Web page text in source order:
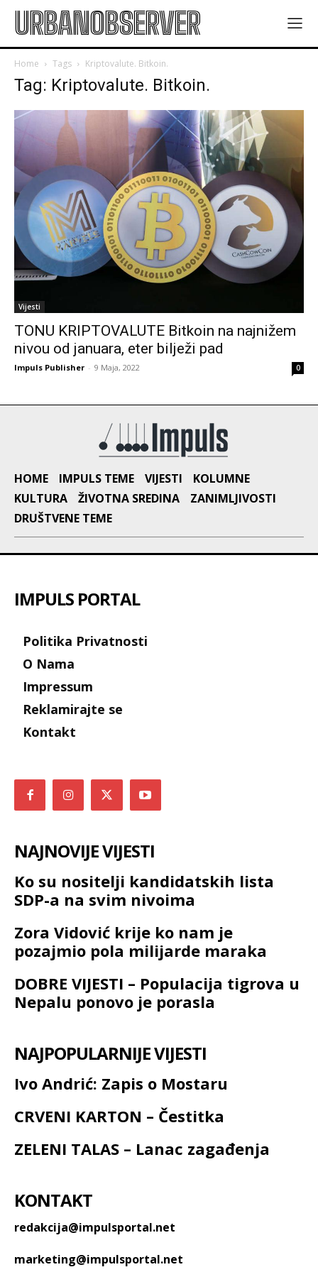
URBANOBSERVER
Home Tags Kriptovalute. Bitkoin.
Tag: Kriptovalute. Bitkoin.
Vijesti
TONU KRIPTOVALUTE Bitkoin na najnižem
nivou od januara, eter bilježi pad
Impuls Publisher - 9 Maja, 2022 0
HOME IMPULS TEME VIJESTI
KOLUMNE
KULTURA
ŽIVOTNA SREDINA
ZANIMLJIVOSTI
DRUŠTVENE TEME
IMPULS PORTAL
Politika Privatnosti
O Nama
Impressum
Reklamirajte se
Kontakt
NAJNOVIJE VIJESTI
Ko su nositelji kandidatskih lista
SDP-a na svim nivoima
Zora Vidović krije ko nam je
pozajmio pola milijarde maraka
DOBRE VIJESTI – Populacija tigrova u
Nepalu ponovo je porasla
NAJPOPULARNIJE VIJESTI
Ivo Andrić: Zapis o Mostaru
CRVENI KARTON – Čestitka
ZELENI TALAS – Lanac zagađenja
KONTAKT
redakcija@impulsportal.net
marketing@impulsportal.net